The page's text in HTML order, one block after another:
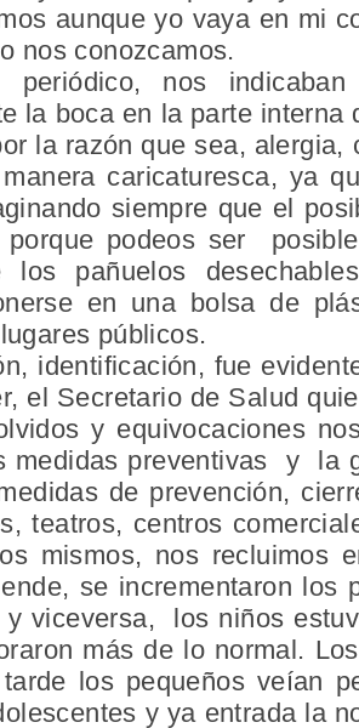
aunque yo vaya en mi
nos conozcamos.
periódico, nos
la boca en la parte interna
la razón que sea, alergia,
caricaturesca, ya
siempre que el
podeos ser
los pañuelos
en una bolsa de
públicos.
identificación, fue
el Secretario de Salud
y equivocaciones
medidas preventivas y la
de prevención,
teatros, centros
mismos, nos recluimos
se incrementaron los
viceversa, los niños
más de lo normal.
los pequeños veían
y ya entrada la